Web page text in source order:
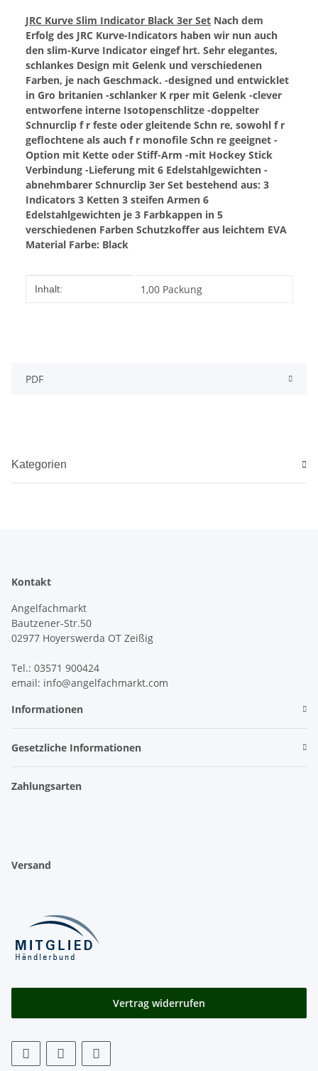
JRC Kurve Slim Indicator Black 3er Set Nach dem
Erfolg des JRC Kurve-Indicators haben wir nun auch
den slim-Kurve Indicator eingef hrt. Sehr elegantes,
schlankes Design mit Gelenk und verschiedenen
Farben, je nach Geschmack. -designed und entwicklet
in Gro britanien -schlanker K rper mit Gelenk -clever
entworfene interne Isotopenschlitze -doppelter
Schnurclip f r feste oder gleitende Schn re, sowohl f r
geflochtene als auch f r monofile Schn re geeignet -
Option mit Kette oder Stiff-Arm -mit Hockey Stick
Verbindung -Lieferung mit 6 Edelstahlgewichten -
abnehmbarer Schnurclip 3er Set bestehend aus: 3
Indicators 3 Ketten 3 steifen Armen 6
Edelstahlgewichten je 3 Farbkappen in 5
verschiedenen Farben Schutzkoffer aus leichtem EVA
Material Farbe: Black
Produkteigenschaft
Wert
Inhalt: 1,00 Packung
PDF
Kategorien
Kontakt
Angelfachmarkt
Bautzener-Str.50
02977 Hoyerswerda OT Zeißig
Tel.: 03571 900424
email: info@angelfachmarkt.com
Informationen
Gesetzliche Informationen
Zahlungsarten
Versand
Vertrag widerrufen